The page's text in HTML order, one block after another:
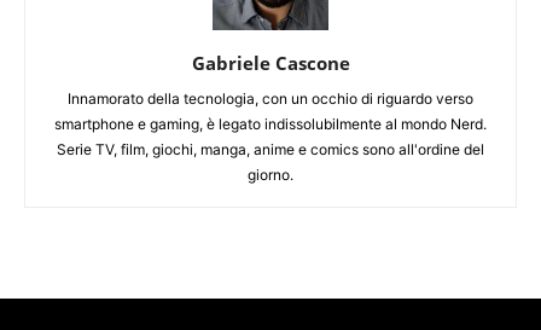
Gabriele Cascone
Innamorato della tecnologia, con un occhio di riguardo verso
smartphone e gaming, è legato indissolubilmente al mondo Nerd.
Serie TV, film, giochi, manga, anime e comics sono all'ordine del
giorno.